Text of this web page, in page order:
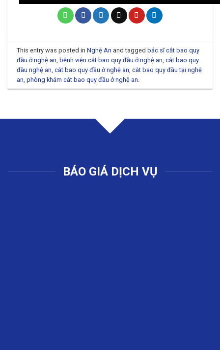
This entry was posted inNghệ An and taggedbác sĩ cắt bao quy
đầu ở nghệ an ,bệnh viện cắt bao quy đầu ở nghệ an ,cắt bao quy
đầu nghệ an ,cắt bao quy đầu ở nghệ an ,cắt bao quy đầu tại nghệ
an ,phòng khám cắt bao quy đầu ở nghệ an
BÁO GIÁ DỊCH VỤ